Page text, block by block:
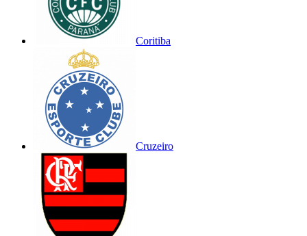
Coritiba
Cruzeiro